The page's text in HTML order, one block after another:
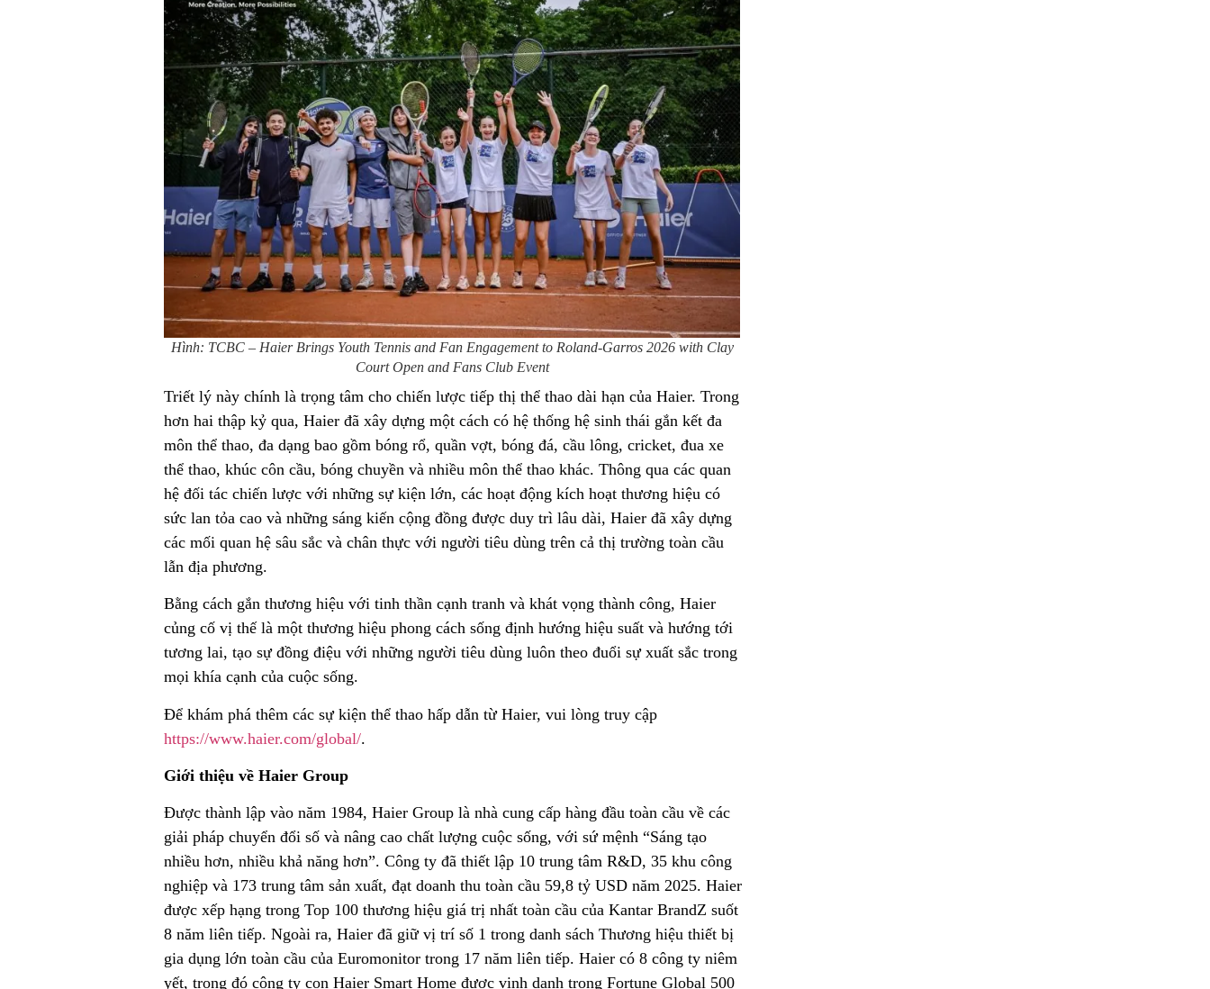
Hình: TCBC – Haier Brings Youth Tennis and Fan Engagement to Roland-Garros 2026 with Clay
Court Open and Fans Club Event
Triết lý này chính là trọng tâm cho chiến lược tiếp thị thể thao dài hạn của Haier. Trong
hơn hai thập kỷ qua, Haier đã xây dựng một cách có hệ thống hệ sinh thái gắn kết đa
môn thể thao, đa dạng bao gồm bóng rổ, quần vợt, bóng đá, cầu lông, cricket, đua xe
thể thao, khúc côn cầu, bóng chuyền và nhiều môn thể thao khác. Thông qua các quan
hệ đối tác chiến lược với những sự kiện lớn, các hoạt động kích hoạt thương hiệu có
sức lan tỏa cao và những sáng kiến cộng đồng được duy trì lâu dài, Haier đã xây dựng
các mối quan hệ sâu sắc và chân thực với người tiêu dùng trên cả thị trường toàn cầu
lẫn địa phương.
Bằng cách gắn thương hiệu với tinh thần cạnh tranh và khát vọng thành công, Haier
củng cố vị thế là một thương hiệu phong cách sống định hướng hiệu suất và hướng tới
tương lai, tạo sự đồng điệu với những người tiêu dùng luôn theo đuổi sự xuất sắc trong
mọi khía cạnh của cuộc sống.
Để khám phá thêm các sự kiện thể thao hấp dẫn từ Haier, vui lòng truy cập
https://www.haier.com/global/.
Giới thiệu về Haier Group
Được thành lập vào năm 1984, Haier Group là nhà cung cấp hàng đầu toàn cầu về các
giải pháp chuyển đổi số và nâng cao chất lượng cuộc sống, với sứ mệnh “Sáng tạo
nhiều hơn, nhiều khả năng hơn”. Công ty đã thiết lập 10 trung tâm R&D, 35 khu công
nghiệp và 173 trung tâm sản xuất, đạt doanh thu toàn cầu 59,8 tỷ USD năm 2025. Haier
được xếp hạng trong Top 100 thương hiệu giá trị nhất toàn cầu của Kantar BrandZ suốt
8 năm liên tiếp. Ngoài ra, Haier đã giữ vị trí số 1 trong danh sách Thương hiệu thiết bị
gia dụng lớn toàn cầu của Euromonitor trong 17 năm liên tiếp. Haier có 8 công ty niêm
yết, trong đó công ty con Haier Smart Home được vinh danh trong Fortune Global 500